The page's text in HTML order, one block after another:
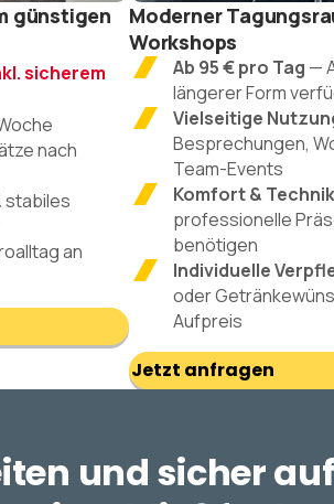
günstigen
sicherem
nach
stabiles
an
Moderner
Workshops
Ab 95 € pro Tag —
längerer Form
Vielseitige
Besprechungen,
Team-Events
Komfort & Technik
professionelle
benötigen
Individuelle
oder
Aufpreis
Jetzt anfragen
und sicher